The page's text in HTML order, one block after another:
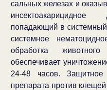
сальных железах и
попадающий в системный
системное
обработка
обеспечивает
24-48 часов. Защитное
препарата против